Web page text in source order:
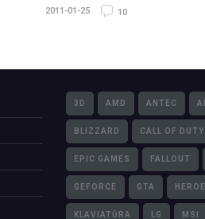
2011-01-25 10
3D AMD ANTEC
BLIZZARD CALL OF DUTY
EPIC GAMES FALLOUT
GEFORCE GTA
KLAVIATŪRA LG MSI